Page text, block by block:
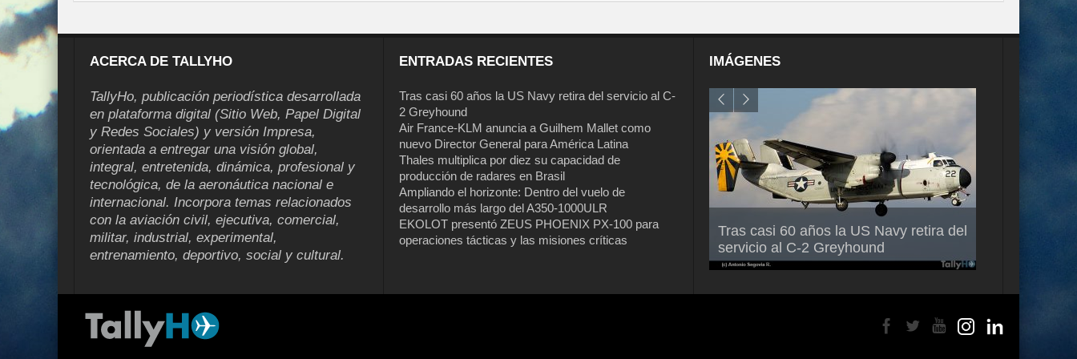
ACERCA DE TALLYHO
TallyHo, publicación periodística desarrollada
en plataforma digital (Sitio Web, Papel Digital
y Redes Sociales) y versión Impresa,
orientada a entregar una visión global,
integral, entretenida, dinámica, profesional y
tecnológica, de la aeronáutica nacional e
internacional. Incorpora temas relacionados
con la aviación civil, ejecutiva, comercial,
militar, industrial, experimental,
entrenamiento, deportivo, social y cultural.
ENTRADAS RECIENTES
Tras casi 60 años la US Navy retira del servicio al C-
2 Greyhound
Air France-KLM anuncia a Guilhem Mallet como
nuevo Director General para América Latina
Thales multiplica por diez su capacidad de
producción de radares en Brasil
Ampliando el horizonte: Dentro del vuelo de
desarrollo más largo del A350-1000ULR
EKOLOT presentó ZEUS PHOENIX PX-100 para
operaciones tácticas y las misiones críticas
IMÁGENES
Tras casi 60 años la US Navy retira del
servicio al C-2 Greyhound
Air France-KLM anuncia a Guilhem
Mallet como nuevo Director General
para América Latina